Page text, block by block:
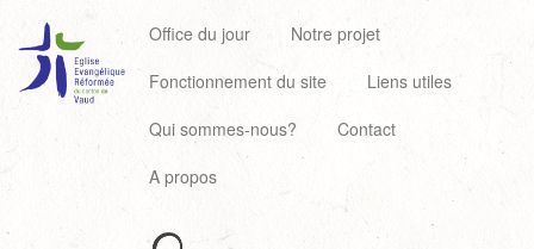
Office du jour
Notre projet
Fonctionnement du site
Liens utiles
Qui sommes-nous?
Contact
A propos